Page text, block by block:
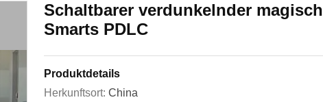
Schaltbarer verdunkelnder
Smarts PDLC
Produktdetails
Herkunftsort: China